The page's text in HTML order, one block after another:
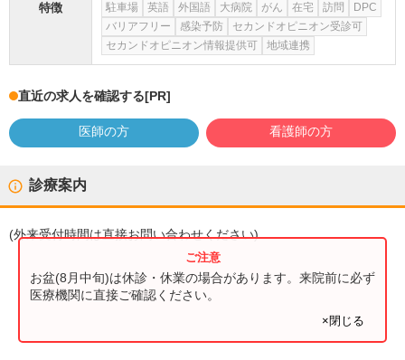
特徴
駐車場
英語 外国語 大病院 がん 在宅 訪問
DPC
バリアフリー
感染予防
セカンドオピニオン受診可
セカンドオピニオン情報提供可
地域連携
直近の求人を確認する[PR]
医師の方 看護師の方
診療案内
(外来受付時間は直接お問い合わせください)
お盆(8月中旬)は休診・休業の場合があります。来院前に必ず
医療機関に直接ご確認ください。
×閉じる